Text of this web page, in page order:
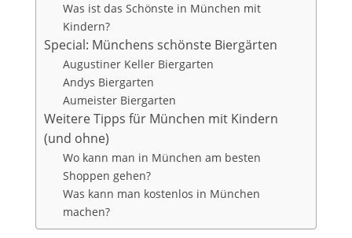
Was ist das Schönste in München mit
Kindern?
Special: Münchens schönste Biergärten
Augustiner Keller Biergarten
Andys Biergarten
Aumeister Biergarten
Weitere Tipps für München mit Kindern
(und ohne)
Wo kann man in München am besten
Shoppen gehen?
Was kann man kostenlos in München
machen?